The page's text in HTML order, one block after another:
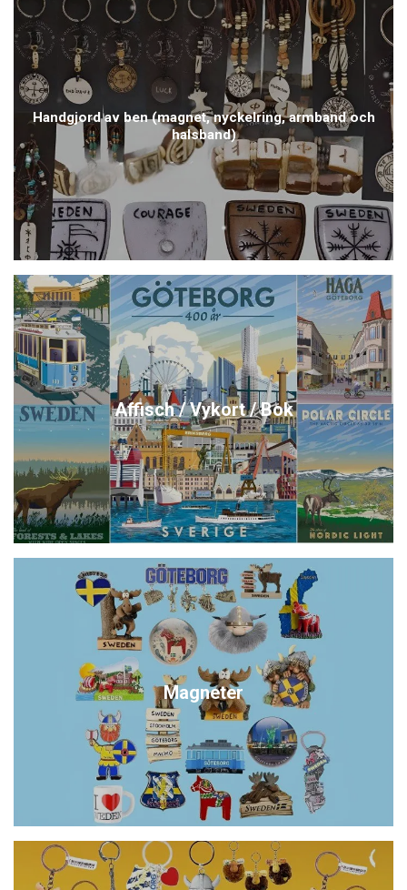
Handgjord av ben (magnet, nyckelring, armband och
halsband)
Affisch / Vykort / Bok
Magneter